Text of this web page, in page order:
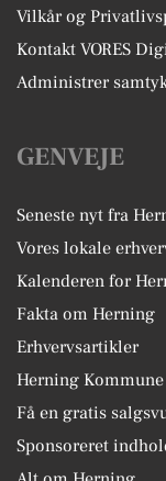
Vilkår og
Kontakt VORES
Administrer
GENVEJE
Seneste nyt fra
Vores lokale
Kalenderen for
Fakta om Herning
Erhvervsartikler
Herning Kommune
Få en gratis
Sponsoreret